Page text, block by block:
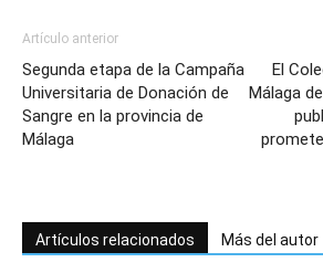
Artículo anterior
Segunda etapa de la Campaña
Universitaria de Donación de
Sangre en la provincia de
Málaga
El
Málaga
Artículos relacionados Más del autor